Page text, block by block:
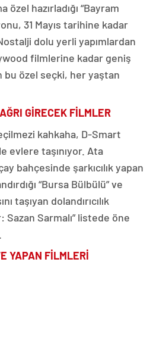
özel hazırladığı “Bayram
31 Mayıs tarihine kadar
dolu yerli yapımlardan
filmlerine kadar geniş
bu özel seçki, her yaştan
GİRECEK FİLMLER
kahkaha, D-Smart
evlere taşınıyor. Ata
bahçesinde şarkıcılık yapan
“Bursa Bülbülü” ve
taşıyan dolandırıcılık
Sazan Sarmalı” listede öne
YAPAN FİLMLERİ